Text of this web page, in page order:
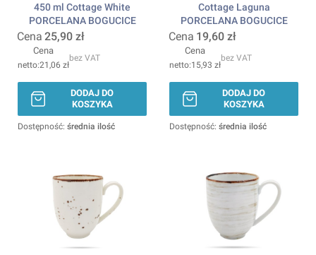
450 ml Cottage White
PORCELANA BOGUCICE
Cena 25,90 zł
Cena
21,06 zł
bez VAT
DODAJ DO
KOSZYKA
Dostępność: średnia ilość
Cottage Laguna
PORCELANA BOGUCICE
Cena 19,60 zł
Cena
15,93 zł
bez VAT
DODAJ DO
KOSZYKA
Dostępność: średnia ilość